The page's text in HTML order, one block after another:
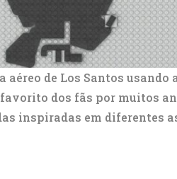
aéreo de Los Santos usando
dos fãs por muitos
inspiradas em diferentes